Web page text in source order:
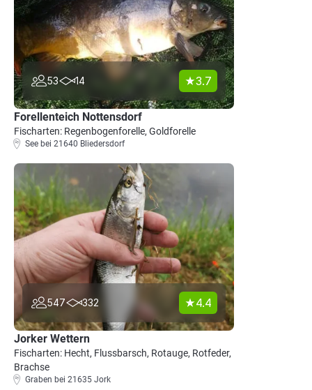
53 14 3.7
Forellenteich Nottensdorf
Fischarten: Regenbogenforelle, Goldforelle
See bei 21640 Bliedersdorf
547 332 4.4
Jorker Wettern
Fischarten: Hecht, Flussbarsch, Rotauge, Rotfeder,
Brachse
Graben bei 21635 Jork